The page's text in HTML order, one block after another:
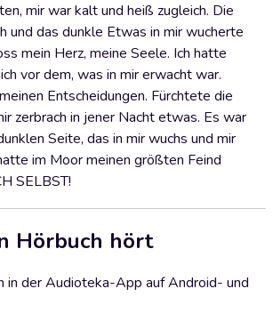
mir war kalt und heiß zugleich. Die
und das dunkle Etwas in mir wucherte
mein Herz, meine Seele. Ich hatte
vor dem, was in mir erwacht war.
Entscheidungen. Fürchtete die
zerbrach in jener Nacht etwas. Es war
Seite, das in mir wuchs und mir
im Moor meinen größten Feind
SELBST!
Hörbuch hört
in der Audioteka-App auf Android- und